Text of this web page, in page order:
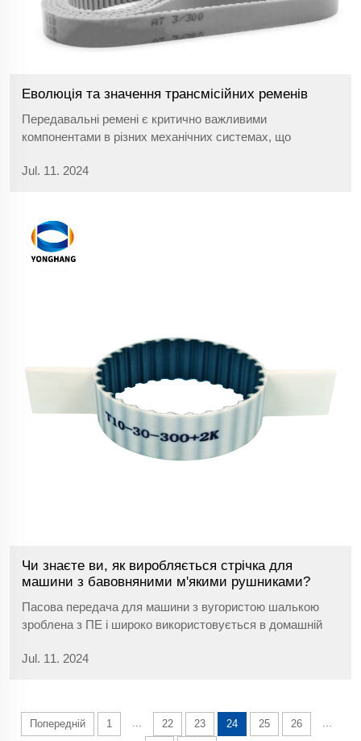
Еволюція та значення трансмісійних ременів
Передавальні ремені є критично важливими
компонентами в різних механічних системах, що
Jul. 11. 2024
Чи знаєте ви, як виробляється стрічка для
машини з бавовняними м'якими рушниками?
Пасова передача для машини з вугористою шалькою
зроблена з ПЕ і широко використовується в домашній
машини з вугористою шалькою зроблена з ПЕ, яка
продукція з вугористими шалек...
Jul. 11. 2024
Попередній 1 ... 22 23 24 25 26 ...